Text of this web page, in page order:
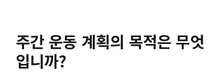
창의성 & 다이어그램
AI 마인드맵
주간 운동 계획의 목적은 무엇
입니까?